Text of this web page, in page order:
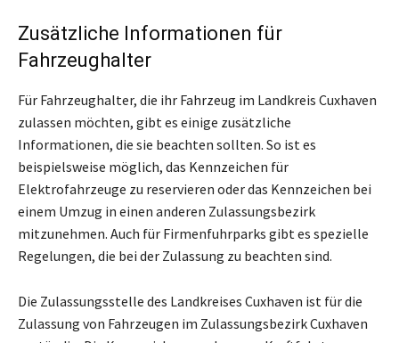
Zusätzliche Informationen für
Fahrzeughalter
Für Fahrzeughalter, die ihr Fahrzeug im Landkreis Cuxhaven
zulassen möchten, gibt es einige zusätzliche
Informationen, die sie beachten sollten. So ist es
beispielsweise möglich, das Kennzeichen für
Elektrofahrzeuge zu reservieren oder das Kennzeichen bei
einem Umzug in einen anderen Zulassungsbezirk
mitzunehmen. Auch für Firmenfuhrparks gibt es spezielle
Regelungen, die bei der Zulassung zu beachten sind.
Die Zulassungsstelle des Landkreises Cuxhaven ist für die
Zulassung von Fahrzeugen im Zulassungsbezirk Cuxhaven